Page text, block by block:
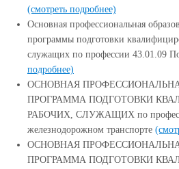
(смотреть подробнее)
Основная профессиональная
программы подготовки
служащих по профессии 43.01.09
подробнее)
ОСНОВНАЯ
ПРОГРАММА ПОДГОТОВКИ
РАБОЧИХ, СЛУЖАЩИХ по
железнодорожном транспорте
ОСНОВНАЯ
ПРОГРАММА ПОДГОТОВКИ